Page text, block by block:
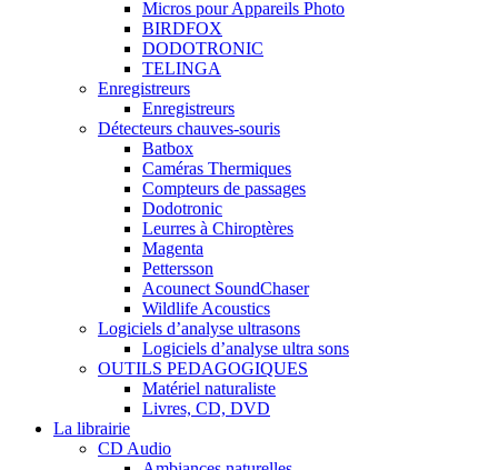
Micros pour Appareils Photo
BIRDFOX
DODOTRONIC
TELINGA
Enregistreurs
Enregistreurs
Détecteurs chauves-souris
Batbox
Caméras Thermiques
Compteurs de passages
Dodotronic
Leurres à Chiroptères
Magenta
Pettersson
Acounect SoundChaser
Wildlife Acoustics
Logiciels d’analyse ultrasons
Logiciels d’analyse ultra sons
OUTILS PEDAGOGIQUES
Matériel naturaliste
Livres, CD, DVD
La librairie
CD Audio